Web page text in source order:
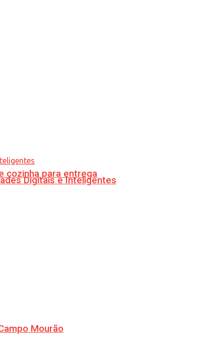
cozinha para entrega
Mourão
Digitais e Inteligentes